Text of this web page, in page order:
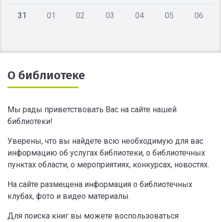
31 01 02 03 04 05 06
О библиотеке
Мы рады приветствовать Вас на сайте нашей
библиотеки!
Уверены, что вы найдете всю необходимую для вас
информацию об услугах библиотеки, о библиотечных
пунктах области, о мероприятиях, конкурсах, новостях.
На сайте размещена информация о библиотечных
клубах, фото и видео материалы.
Для поиска книг вы можете воспользоваться